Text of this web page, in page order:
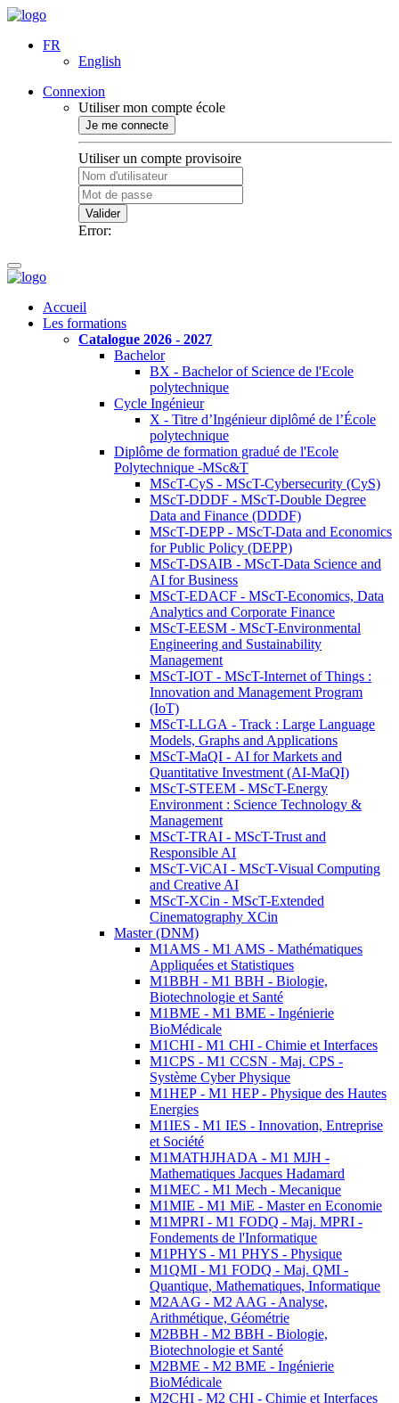
FR
English
Connexion
Utiliser mon compte école
Je me connecte
Utiliser un compte provisoire
Valider
Error:
Accueil
Les formations
Catalogue 2026 - 2027
Bachelor
BX - Bachelor of Science de l'Ecole
polytechnique
Cycle Ingénieur
X - Titre d’Ingénieur diplômé de l’École
polytechnique
Diplôme de formation gradué de l'Ecole
Polytechnique -MSc&T
MScT-CyS - MScT-Cybersecurity (CyS)
MScT-DDDF - MScT-Double Degree
Data and Finance (DDDF)
MScT-DEPP - MScT-Data and Economics
for Public Policy (DEPP)
MScT-DSAIB - MScT-Data Science and
AI for Business
MScT-EDACF - MScT-Economics, Data
Analytics and Corporate Finance
MScT-EESM - MScT-Environmental
Engineering and Sustainability
Management
MScT-IOT - MScT-Internet of Things :
Innovation and Management Program
(IoT)
MScT-LLGA - Track : Large Language
Models, Graphs and Applications
MScT-MaQI - AI for Markets and
Quantitative Investment (AI-MaQI)
MScT-STEEM - MScT-Energy
Environment : Science Technology &
Management
MScT-TRAI - MScT-Trust and
Responsible AI
MScT-ViCAI - MScT-Visual Computing
and Creative AI
MScT-XCin - MScT-Extended
Cinematography XCin
Master (DNM)
M1AMS - M1 AMS - Mathématiques
Appliquées et Statistiques
M1BBH - M1 BBH - Biologie,
Biotechnologie et Santé
M1BME - M1 BME - Ingénierie
BioMédicale
M1CHI - M1 CHI - Chimie et Interfaces
M1CPS - M1 CCSN - Maj. CPS -
Système Cyber Physique
M1HEP - M1 HEP - Physique des Hautes
Energies
M1IES - M1 IES - Innovation, Entreprise
et Société
M1MATHJHADA - M1 MJH -
Mathematiques Jacques Hadamard
M1MEC - M1 Mech - Mecanique
M1MIE - M1 MiE - Master en Economie
M1MPRI - M1 FODQ - Maj. MPRI -
Fondements de l'Informatique
M1PHYS - M1 PHYS - Physique
M1QMI - M1 FODQ - Maj. QMI -
Quantique, Mathematiques, Informatique
M2AAG - M2 AAG - Analyse,
Arithmétique, Géométrie
M2BBH - M2 BBH - Biologie,
Biotechnologie et Santé
M2BME - M2 BME - Ingénierie
BioMédicale
M2CHI - M2 CHI - Chimie et Interfaces